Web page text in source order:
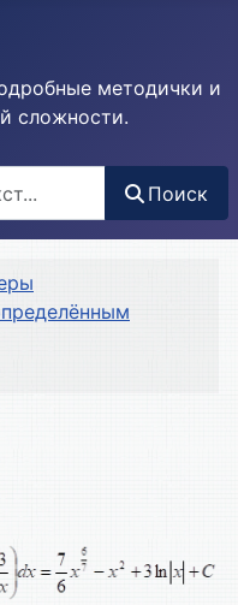
методички и
сложности.
Поиск